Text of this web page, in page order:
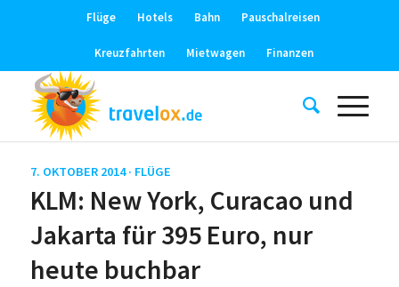
Flüge Hotels Bahn Pauschalreisen
Kreuzfahrten Mietwagen Finanzen
7. OKTOBER 2014 · FLÜGE
KLM: New York, Curacao und
Jakarta für 395 Euro, nur
heute buchbar